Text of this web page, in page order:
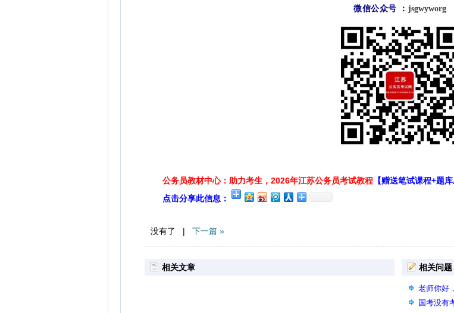
微信公众号
： jsgwyworg
公务员教材中心：助力考生，2026年江苏公务员考试教程 【赠送笔试课程+题
点击分享此信息：
没有了 | 下一篇 »
相关文章 相关问题
老师你好
国考没有